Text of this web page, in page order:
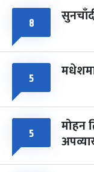
८
५
५ मोहन